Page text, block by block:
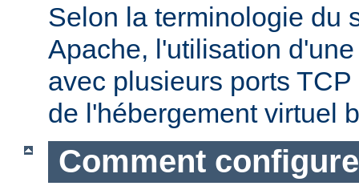
Selon la terminologie du
Apache, l'utilisation
avec plusieurs ports
de l'hébergement virtuel
Comment